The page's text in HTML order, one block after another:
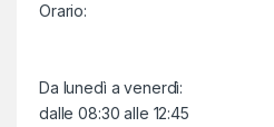
Orario:
Da lunedì a venerdì:
dalle 08:30 alle 12:45